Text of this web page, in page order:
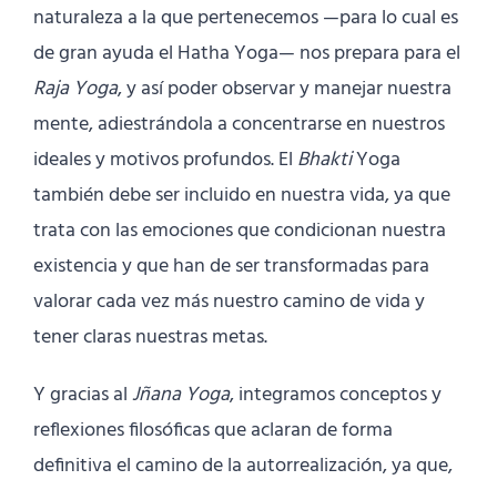
naturaleza a la que pertenecemos —para lo cual es
de gran ayuda el Hatha Yoga— nos prepara para el
Raja Yoga, y así poder observar y manejar nuestra
mente, adiestrándola a concentrarse en nuestros
ideales y motivos profundos. El BhaktiYoga
también debe ser incluido en nuestra vida, ya que
trata con las emociones que condicionan nuestra
existencia y que han de ser transformadas para
valorar cada vez más nuestro camino de vida y
tener claras nuestras metas.
Y gracias alJñana Yoga, integramos conceptos y
reflexiones filosóficas que aclaran de forma
definitiva el camino de la autorrealización, ya que,